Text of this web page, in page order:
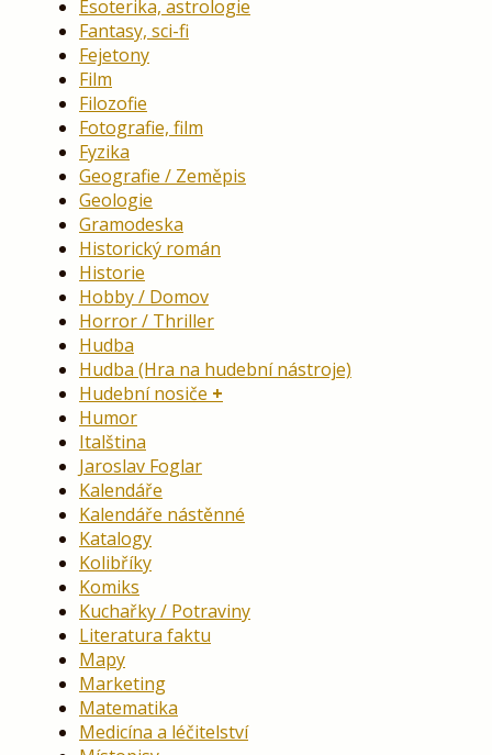
Esoterika, astrologie
Fantasy, sci-fi
Fejetony
Film
Filozofie
Fotografie, film
Fyzika
Geografie / Zeměpis
Geologie
Gramodeska
Historický román
Historie
Hobby / Domov
Horror / Thriller
Hudba
Hudba (Hra na hudební nástroje)
Hudební nosiče
Humor
Italština
Jaroslav Foglar
Kalendáře
Kalendáře nástěnné
Katalogy
Kolibříky
Komiks
Kuchařky / Potraviny
Literatura faktu
Mapy
Marketing
Matematika
Medicína a léčitelství